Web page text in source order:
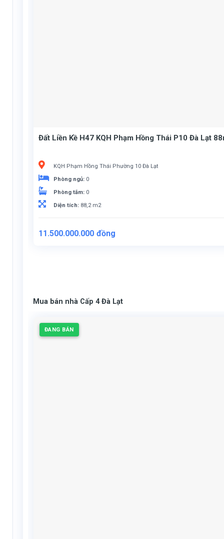
Đất Liền Kề H47 KQH Phạm Hồng Thái P10 Đà Lạt
KQH Phạm Hồng Thái Phường 10 Đà Lạt
Phòng ngủ: 0
Phòng tắm: 0
Diện tích: 88,2 m2
11.500.000.000 đồng
Mua bán nhà Cấp 4 Đà Lạt
ĐANG BÁN